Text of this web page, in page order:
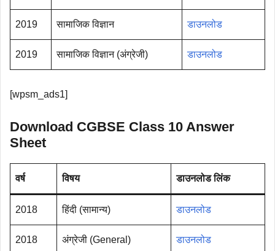
2019 सामाजिक विज्ञान डाउनलोड
2019 सामाजिक विज्ञान (अंग्रेजी) डाउनलोड
[wpsm_ads1]
Download CGBSE Class 10 Answer
Sheet
वर्ष विषय डाउनलोड लिंक
2018 हिंदी (सामान्य) डाउनलोड
2018 अंग्रेजी (General) डाउनलोड